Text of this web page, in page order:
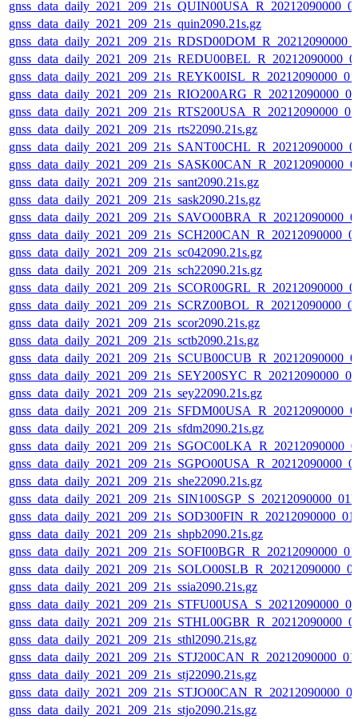
gnss_data_daily_2021_209_21s_quin2090.21s.gz
gnss_data_daily_2021_209_21s_rts22090.21s.gz
gnss_data_daily_2021_209_21s_sant2090.21s.gz
gnss_data_daily_2021_209_21s_sask2090.21s.gz
gnss_data_daily_2021_209_21s_sc042090.21s.gz
gnss_data_daily_2021_209_21s_sch22090.21s.gz
gnss_data_daily_2021_209_21s_scor2090.21s.gz
gnss_data_daily_2021_209_21s_sctb2090.21s.gz
gnss_data_daily_2021_209_21s_sey22090.21s.gz
gnss_data_daily_2021_209_21s_sfdm2090.21s.gz
gnss_data_daily_2021_209_21s_she22090.21s.gz
gnss_data_daily_2021_209_21s_shpb2090.21s.gz
gnss_data_daily_2021_209_21s_ssia2090.21s.gz
gnss_data_daily_2021_209_21s_sthl2090.21s.gz
gnss_data_daily_2021_209_21s_stj22090.21s.gz
gnss_data_daily_2021_209_21s_stjo2090.21s.gz